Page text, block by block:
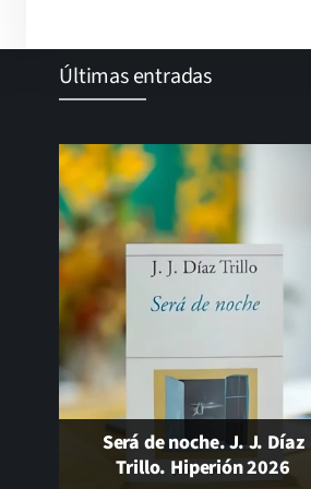
Últimas entradas
Será de noche. J. J. Díaz
Trillo. Hiperión 2026
El cambio que nunca llega…
Gonzalo Guerrero, padre del
mestizaje